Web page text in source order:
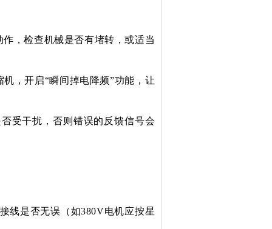
，检查机械是否有堵转，或适当
机，开启“瞬间掉电降频”功能，让
受干扰，否则错误的反馈信号会
线是否无误（如380V电机应按星